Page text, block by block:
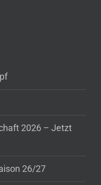
2026 – Jetzt
26/27